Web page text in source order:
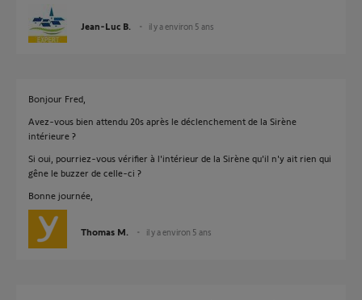
Jean-Luc B. il y a environ 5 ans
Bonjour Fred,
Avez-vous bien attendu 20s après le déclenchement de la Sirène
intérieure ?
Si oui, pourriez-vous vérifier à l'intérieur de la Sirène qu'il n'y ait rien qui
gêne le buzzer de celle-ci ?
Bonne journée,
Thomas M. il y a environ 5 ans